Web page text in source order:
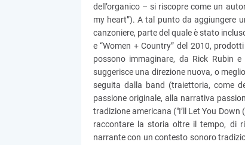
dell’organico – si riscopre come un
my heart”). A tal punto da aggiungere
canzoniere, parte del quale è stato
e “Women + Country” del 2010,
possono immaginare, da Rick Rubin
suggerisce una direzione nuova, o
seguita dalla band (traiettoria, come
passione originale, alla narrativa
tradizione americana ("I’ll Let You Down
raccontare la storia oltre il tempo, di
narrante con un contesto sonoro